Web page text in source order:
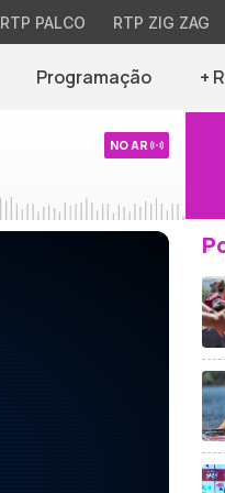
RTP PALCO RTP ZIG ZAG
Programação +
NO AR